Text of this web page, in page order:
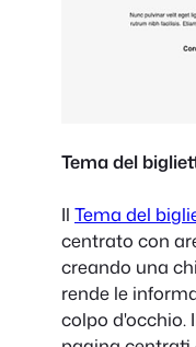
Tema del
Il Tema del
centrato con
creando una
rende le
colpo d'occhio.